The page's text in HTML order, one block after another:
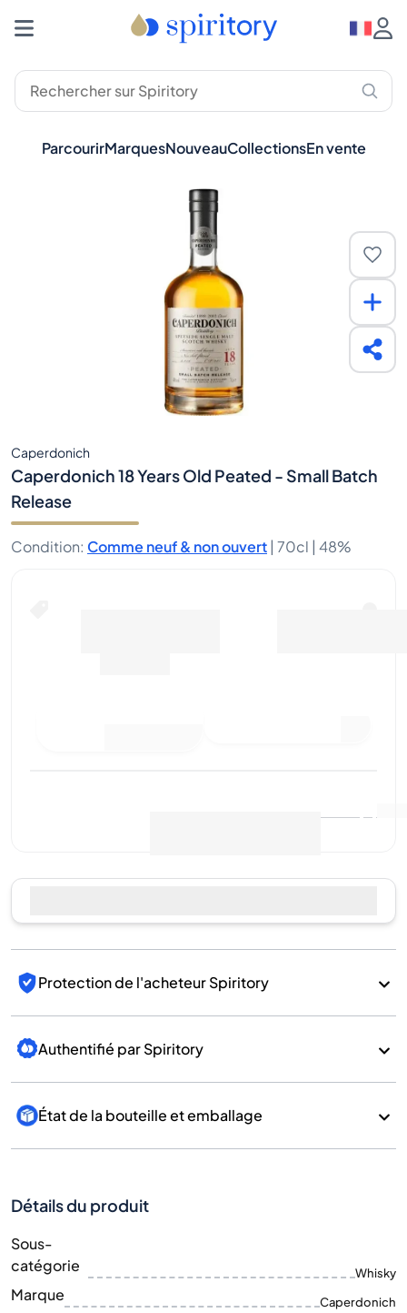
ParcourirMarquesNouveauCollectionsEn vente
Caperdonich
Caperdonich 18 Years Old Peated - Small Batch
Release
Condition: Comme neuf & non ouvert | 70cl | 48%
Protection de l'acheteur Spiritory
Authentifié par Spiritory
État de la bouteille et emballage
Détails du produit
Sous-
catégorie
Whisky
Marque Caperdonich